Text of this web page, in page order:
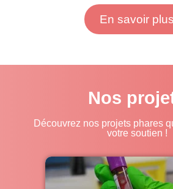
En savoir plus
Nos
Découvrez nos projets phares
votre soutien !